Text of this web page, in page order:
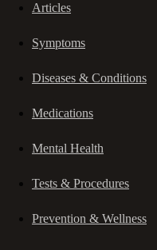
Articles
Symptoms
Diseases & Conditions
Medications
Mental Health
Tests & Procedures
Prevention & Wellness